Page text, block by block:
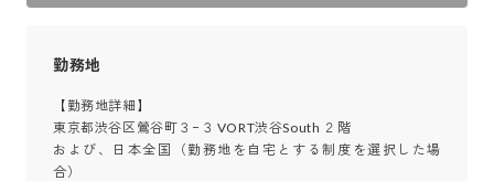
勤務地
【勤務地詳細】
東京都渋谷区鶯谷町３−３ VORT渋谷South ２階
および、日本全国（勤務地を自宅とする制度を選択した場
合）